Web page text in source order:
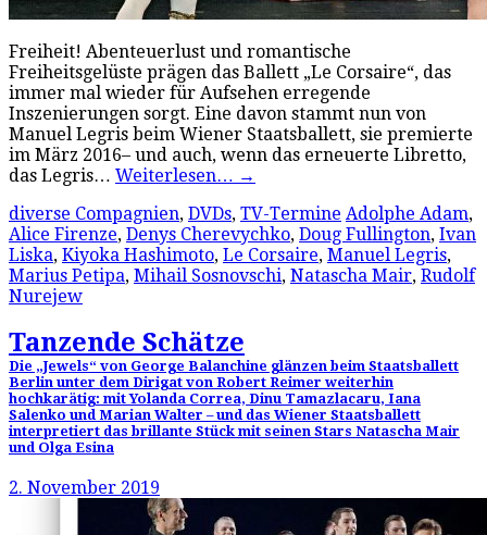
Freiheit! Abenteuerlust und romantische
Freiheitsgelüste prägen das Ballett „Le Corsaire“, das
immer mal wieder für Aufsehen erregende
Inszenierungen sorgt. Eine davon stammt nun von
Manuel Legris beim Wiener Staatsballett, sie premierte
im März 2016– und auch, wenn das erneuerte Libretto,
das Legris… Weiterlesen… →
diverse Compagnien, DVDs, TV-Termine Adolphe Adam,
Alice Firenze, Denys Cherevychko, Doug Fullington, Ivan
Liska, Kiyoka Hashimoto, Le Corsaire, Manuel Legris,
Marius Petipa, Mihail Sosnovschi, Natascha Mair, Rudolf
Nurejew
Tanzende Schätze
Die „Jewels“ von George Balanchine glänzen beim Staatsballett
Berlin unter dem Dirigat von Robert Reimer weiterhin
hochkarätig: mit Yolanda Correa, Dinu Tamazlacaru, Iana
Salenko und Marian Walter – und das Wiener Staatsballett
interpretiert das brillante Stück mit seinen Stars Natascha Mair
und Olga Esina
2. November 2019